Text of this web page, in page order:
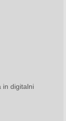
in digitalni